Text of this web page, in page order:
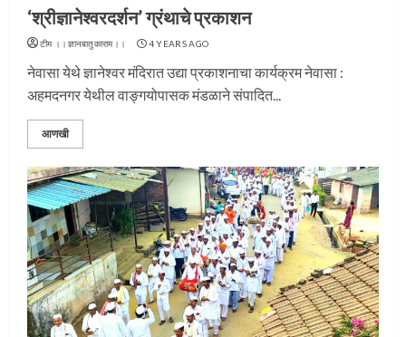
‘श्रीज्ञानेश्वरदर्शन’ ग्रंथाचे प्रकाशन
टीम ।।ज्ञानबातुकाराम।। 4 YEARS AGO
नेवासा येथे ज्ञानेश्वर मंदिरात उद्या प्रकाशनाचा कार्यक्रम नेवासा :
अहमदनगर येथील वाङ्गयोपासक मंडळाने संपादित...
आणखी